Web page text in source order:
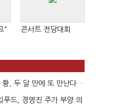
" 콘서트 전당대회
황, 두 달 만에 또 만난다…
...
푸드, 경영진 주가 부양 의